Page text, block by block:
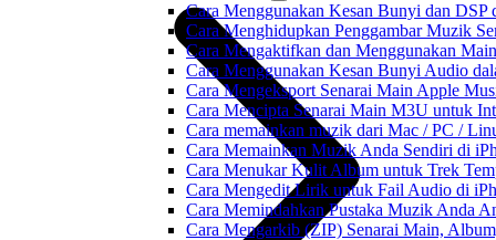
Cara Menggunakan Kesan Bunyi dan DSP
Cara Menghidupkan Penggambar Muzik
Cara Mengaktifkan dan Menggunakan
Cara Menggunakan Kesan Bunyi Audio
Cara Mengeksport Senarai Main Apple
Cara Mencipta Senarai Main M3U untuk
Cara memainkan muzik dari Mac / PC /
Cara Memainkan Muzik Anda Sendiri di
Cara Menukar Kulit Album untuk Trek
Cara Mengedit Lirik untuk Fail Audio di
Cara Memindahkan Pustaka Muzik Anda
Cara Mengarkib (ZIP) Senarai Main,